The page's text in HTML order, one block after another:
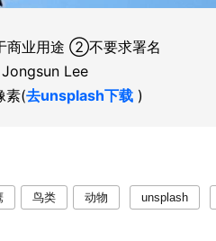
业用途 ②不要求署名
Lee
素(去unsplash下载)
鸟类 动物 unsplash